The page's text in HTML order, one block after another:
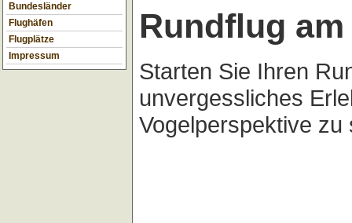
Bundesländer
Flughäfen
Flugplätze
Impressum
Rundflug
Starten Sie Ihren
unvergessliches
Vogelperspektive zu